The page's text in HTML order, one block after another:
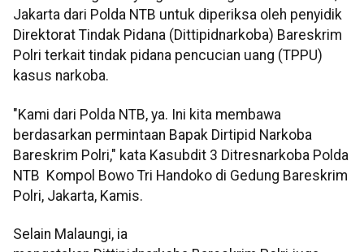
Jakarta dari Polda NTB untuk diperiksa oleh penyidik
Direktorat Tindak Pidana (Dittipidnarkoba) Bareskrim
Polri terkait tindak pidana pencucian uang (TPPU)
kasus narkoba.
"Kami dari Polda NTB, ya. Ini kita membawa
berdasarkan permintaan Bapak Dirtipid Narkoba
Bareskrim Polri," kata Kasubdit 3 Ditresnarkoba Polda
NTB Kompol Bowo Tri Handoko di Gedung Bareskrim
Polri, Jakarta, Kamis.
Selain Malaungi, ia